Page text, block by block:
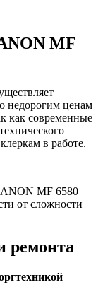
MF
ценам
как современные
в работе.
MF 6580
от сложности
ремонта